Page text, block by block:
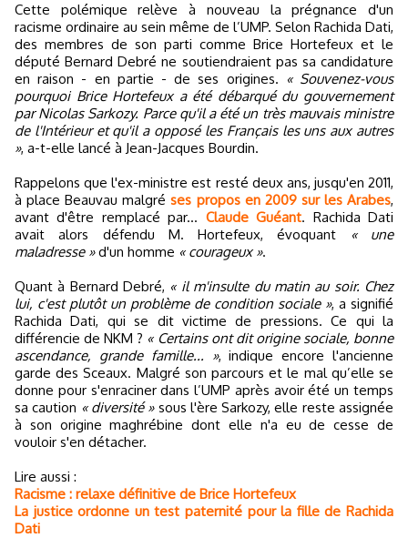
Cette polémique relève à nouveau la prégnance d'un
racisme ordinaire au sein même de l’UMP. Selon Rachida Dati,
des membres de son parti comme Brice Hortefeux et le
député Bernard Debré ne soutiendraient pas sa candidature
en raison - en partie - de ses origines. « Souvenez-vous
pourquoi Brice Hortefeux a été débarqué du gouvernement
par Nicolas Sarkozy. Parce qu'il a été un très mauvais ministre
de l'Intérieur et qu'il a opposé les Français les uns aux autres
», a-t-elle lancé à Jean-Jacques Bourdin.
Rappelons que l'ex-ministre est resté deux ans, jusqu'en 2011,
à place Beauvau malgréses propos en 2009 sur les Arabes,
avant d'être remplacé par... Claude Guéant. Rachida Dati
avait alors défendu M. Hortefeux, évoquant
« une
maladresse »d'un homme « courageux ».
Quant à Bernard Debré, « il m'insulte du matin au soir. Chez
lui, c'est plutôt un problème de condition sociale », a signifié
Rachida Dati, qui se dit victime de pressions. Ce qui la
différencie de NKM ? « Certains ont dit origine sociale, bonne
ascendance, grande famille... », indique encore l'ancienne
garde des Sceaux. Malgré son parcours et le mal qu’elle se
donne pour s'enraciner dans l’UMP après avoir été un temps
sa caution « diversité »sous l'ère Sarkozy, elle reste assignée
à son origine maghrébine dont elle n'a eu de cesse de
vouloir s'en détacher.
Lire aussi :
Racisme : relaxe définitive de Brice Hortefeux
La justice ordonne un test paternité pour la fille de Rachida
Dati